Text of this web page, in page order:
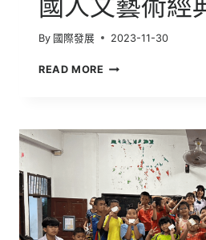
By 國際發展 2023-11-30
READ MORE
德
人
文
藝
術
經